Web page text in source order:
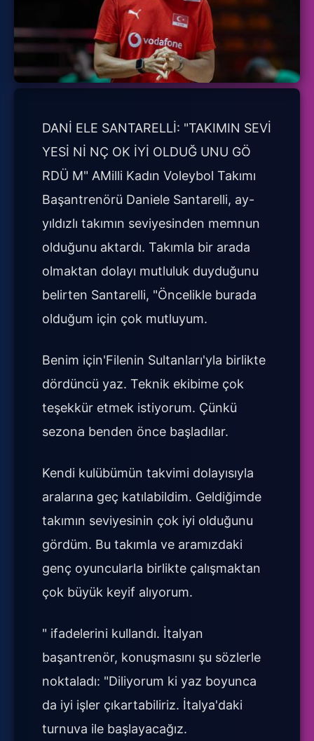
DANİ ELE SANTARELLİ: "TAKIMIN SEVİ
YESİ Nİ NÇ OK İYİ OLDUĞ UNU GÖ
RDÜ M" AMilli Kadın Voleybol Takımı
Başantrenörü Daniele Santarelli, ay-
yıldızlı takımın seviyesinden memnun
olduğunu aktardı. Takımla bir arada
olmaktan dolayı mutluluk duyduğunu
belirten Santarelli, "Öncelikle burada
olduğum için çok mutluyum.
Benim için'Filenin Sultanları'yla birlikte
dördüncü yaz. Teknik ekibime çok
teşekkür etmek istiyorum. Çünkü
sezona benden önce başladılar.
Kendi kulübümün takvimi dolayısıyla
aralarına geç katılabildim. Geldiğimde
takımın seviyesinin çok iyi olduğunu
gördüm. Bu takımla ve aramızdaki
genç oyuncularla birlikte çalışmaktan
çok büyük keyif alıyorum.
" ifadelerini kullandı. İtalyan
başantrenör, konuşmasını şu sözlerle
noktaladı: "Diliyorum ki yaz boyunca
da iyi işler çıkartabiliriz. İtalya'daki
turnuva ile başlayacağız.